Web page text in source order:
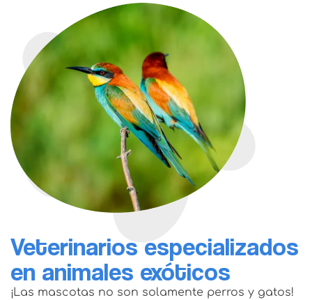
Veterinarios especializados
en animales exóticos
¡Las mascotas no son solamente perros y gatos!